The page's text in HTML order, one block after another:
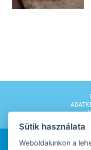
Sütik használata
Weboldalunkon a